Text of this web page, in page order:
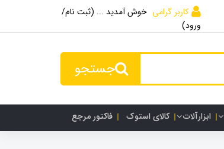
کاربر گرامی خوش آمدید ... (ثبت نام/
ورود)
جستجو
ابزارآلات کالای استوک فاکتور مرجع